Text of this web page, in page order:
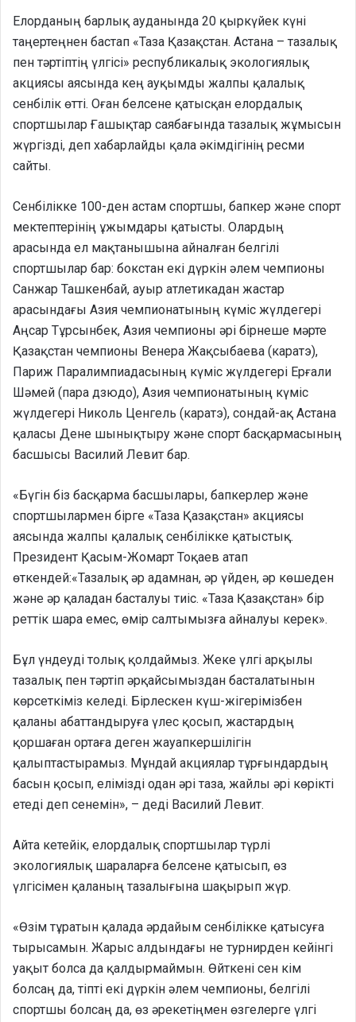
Елорданың барлық ауданында 20 қыркүйек күні
таңертеңнен бастап «Таза Қазақстан. Астана – тазалық
пен тәртіптің үлгісі» республикалық экологиялық
акциясы аясында кең ауқымды жалпы қалалық
сенбілік өтті. Оған белсене қатысқан елордалық
спортшылар Ғашықтар саябағында тазалық жұмысын
жүргізді, деп хабарлайды қала әкімдігінің ресми
сайты.
Сенбілікке 100-ден астам спортшы, бапкер және спорт
мектептерінің ұжымдары қатысты. Олардың
арасында ел мақтанышына айналған белгілі
спортшылар бар: бокстан екі дүркін әлем чемпионы
Санжар Ташкенбай, ауыр атлетикадан жастар
арасындағы Азия чемпионатының күміс жүлдегері
Аңсар Тұрсынбек, Азия чемпионы әрі бірнеше мәрте
Қазақстан чемпионы Венера Жақсыбаева (каратэ),
Париж Паралимпиадасының күміс жүлдегері Ерғали
Шәмей (пара дзюдо), Азия чемпионатының күміс
жүлдегері Николь Ценгель (каратэ), сондай-ақ Астана
қаласы Дене шынықтыру және спорт басқармасының
басшысы Василий Левит бар.
«Бүгін біз басқарма басшылары, бапкерлер және
спортшылармен бірге «Таза Қазақстан» акциясы
аясында жалпы қалалық сенбілікке қатыстық.
Президент Қасым-Жомарт Тоқаев атап
өткендей:«Тазалық әр адамнан, әр үйден, әр көшеден
және әр қаладан басталуы тиіс. «Таза Қазақстан» бір
реттік шара емес, өмір салтымызға айналуы керек».
Бұл үндеуді толық қолдаймыз. Жеке үлгі арқылы
тазалық пен тәртіп әрқайсымыздан басталатынын
көрсеткіміз келеді. Бірлескен күш-жігерімізбен
қаланы абаттандыруға үлес қосып, жастардың
қоршаған ортаға деген жауапкершілігін
қалыптастырамыз. Мұндай акциялар тұрғындардың
басын қосып, елімізді одан әрі таза, жайлы әрі көрікті
етеді деп сенемін», – деді Василий Левит.
Айта кетейік, елордалық спортшылар түрлі
экологиялық шараларға белсене қатысып, өз
үлгісімен қаланың тазалығына шақырып жүр.
«Өзім тұратын қалада әрдайым сенбілікке қатысуға
тырысамын. Жарыс алдындағы не турнирден кейінгі
уақыт болса да қалдырмаймын. Өйткені сен кім
болсаң да, тіпті екі дүркін әлем чемпионы, белгілі
спортшы болсаң да, өз әрекетіңмен өзгелерге үлгі